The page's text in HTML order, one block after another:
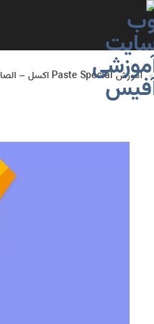
آموزش Paste Special اکسل – الصاق ویژه